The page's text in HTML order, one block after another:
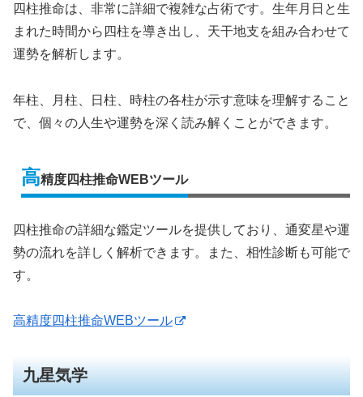
四柱推命は、非常に詳細で複雑な占術です。生年月日と生
まれた時間から四柱を導き出し、天干地支を組み合わせて
運勢を解析します。
年柱、月柱、日柱、時柱の各柱が示す意味を理解すること
で、個々の人生や運勢を深く読み解くことができます。
高精度四柱推命WEBツール
四柱推命の詳細な鑑定ツールを提供しており、通変星や運
勢の流れを詳しく解析できます。また、相性診断も可能で
す。
高精度四柱推命WEBツール
九星気学